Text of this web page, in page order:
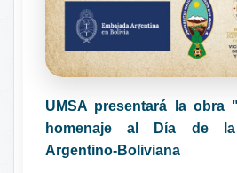
UMSA presentará la obra
homenaje al Día de la
Argentino-Boliviana